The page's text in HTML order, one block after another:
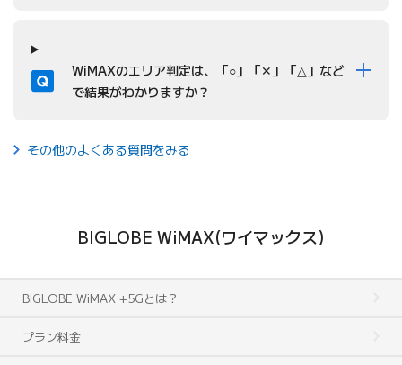
質問
WiMAXのエリア判定は、「○」「✕」「△」など
で結果がわかりますか？
その他のよくある質問をみる
BIGLOBE WiMAX(ワイマックス)
BIGLOBE WiMAX +5Gとは？
プラン料金